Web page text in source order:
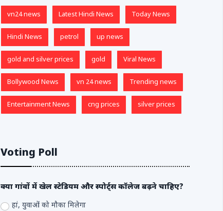
vn24 news Latest Hindi News Today News
Hindi News petrol up news
gold and silver prices gold Viral News
Bollywood News vn 24 news Trending news
Entertainment News cng prices silver prices
Voting Poll
क्या गांवों में खेल स्टेडियम और स्पोर्ट्स कॉलेज बढ़ने चाहिए?
हां, युवाओं को मौका मिलेगा